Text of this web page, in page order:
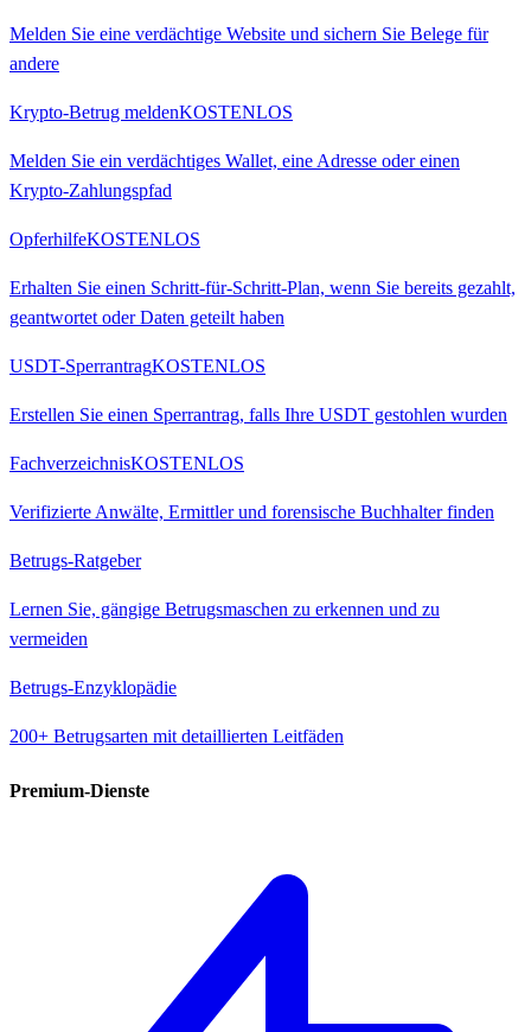
Melden Sie eine verdächtige Website und sichern Sie Belege für
andere
Krypto-Betrug meldenKOSTENLOS
Melden Sie ein verdächtiges Wallet, eine Adresse oder einen
Krypto-Zahlungspfad
OpferhilfeKOSTENLOS
Erhalten Sie einen Schritt-für-Schritt-Plan, wenn Sie bereits gezahlt,
geantwortet oder Daten geteilt haben
USDT-SperrantragKOSTENLOS
Erstellen Sie einen Sperrantrag, falls Ihre USDT gestohlen wurden
FachverzeichnisKOSTENLOS
Verifizierte Anwälte, Ermittler und forensische Buchhalter finden
Betrugs-Ratgeber
Lernen Sie, gängige Betrugsmaschen zu erkennen und zu
vermeiden
Betrugs-Enzyklopädie
200+ Betrugsarten mit detaillierten Leitfäden
Premium-Dienste